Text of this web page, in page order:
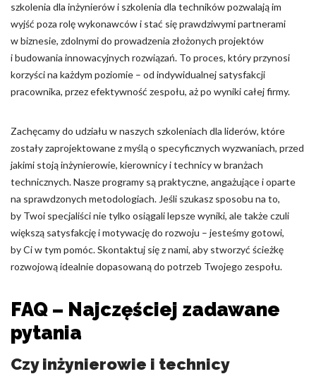
szkolenia dla inżynierów i szkolenia dla techników pozwalają im
wyjść poza rolę wykonawców i stać się prawdziwymi partnerami
w biznesie, zdolnymi do prowadzenia złożonych projektów
i budowania innowacyjnych rozwiązań. To proces, który przynosi
korzyści na każdym poziomie – od indywidualnej satysfakcji
pracownika, przez efektywność zespołu, aż po wyniki całej firmy.
Zachęcamy do udziału w naszych szkoleniach dla liderów, które
zostały zaprojektowane z myślą o specyficznych wyzwaniach, przed
jakimi stoją inżynierowie, kierownicy i technicy w branżach
technicznych. Nasze programy są praktyczne, angażujące i oparte
na sprawdzonych metodologiach. Jeśli szukasz sposobu na to,
by Twoi specjaliści nie tylko osiągali lepsze wyniki, ale także czuli
większą satysfakcję i motywację do rozwoju – jesteśmy gotowi,
by Ci w tym pomóc. Skontaktuj się z nami, aby stworzyć ścieżkę
rozwojową idealnie dopasowaną do potrzeb Twojego zespołu.
FAQ – Najczęściej zadawane
pytania
Czy inżynierowie i technicy